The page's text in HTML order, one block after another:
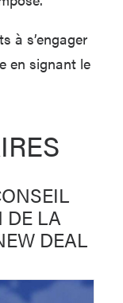
à s’engager
en signant le
DE LA
DEAL